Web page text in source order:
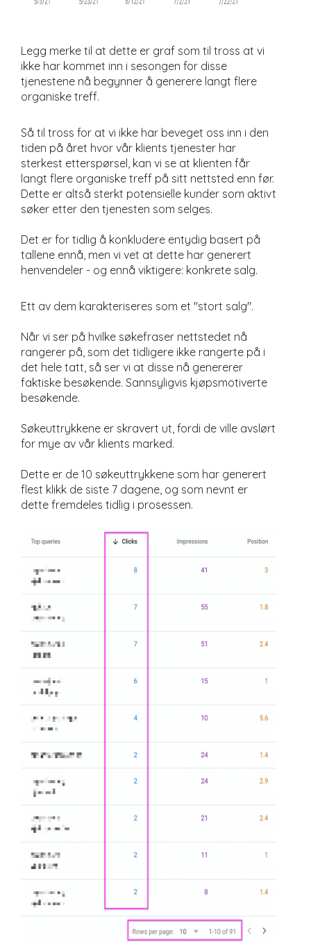
Legg merke til at dette er graf som til tross at vi
ikke har kommet inn i sesongen for disse
tjenestene nå begynner å generere langt flere
organiske treff.
Så til tross for at vi ikke har beveget oss inn i den
tiden på året hvor vår klients tjenester har
sterkest etterspørsel, kan vi se at klienten får
langt flere organiske treff på sitt nettsted enn før.
Dette er altså sterkt potensielle kunder som aktivt
søker etter den tjenesten som selges.
Det er for tidlig å konkludere entydig basert på
tallene ennå, men vi vet at dette har generert
henvendeler - og ennå viktigere: konkrete salg.
Ett av dem karakteriseres som et "stort salg".
Når vi ser på hvilke søkefraser nettstedet nå
rangerer på, som det tidligere ikke rangerte på i
det hele tatt, så ser vi at disse nå genererer
faktiske besøkende. Sannsyligvis kjøpsmotiverte
besøkende.
Søkeuttrykkene er skravert ut, fordi de ville avslørt
for mye av vår klients marked.
Dette er de 10 søkeuttrykkene som har generert
flest klikk de siste 7 dagene, og som nevnt er
dette fremdeles tidlig i prosessen.